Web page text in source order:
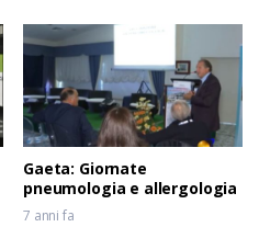
LATINA: Protesta commercianti
6 anni fa
Gaeta: Giornate
pneumologia e allergologia
7 anni fa